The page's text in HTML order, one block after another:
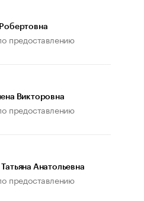
иначе». Как живет глава
предоставлению
Викторовна
предоставлению
Анатольевна
предоставлению